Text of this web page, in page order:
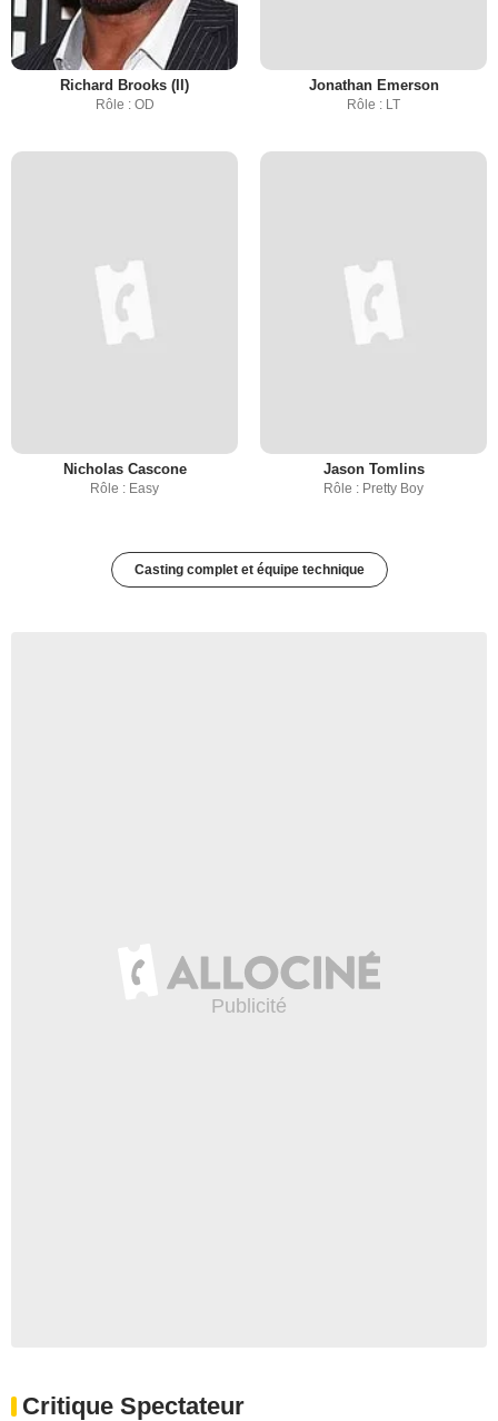
Richard Brooks (II)
Rôle : OD
Jonathan Emerson
Rôle : LT
Nicholas Cascone
Rôle : Easy
Jason Tomlins
Rôle : Pretty Boy
Casting complet et équipe technique
Critique Spectateur